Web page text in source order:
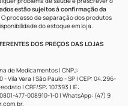
estão sujeitos à confirmação da
O processo de separação dos produtos
do estoque em loja.
DOS PREÇOS DAS LOJAS
de Medicamentos | CNPJ:
Vila Vera | São Paulo - SP | CEP: 04.296-
| CRF/SP: 107393 | IE:
477-008910-1-0 | WhatsApp: (47) 9
.